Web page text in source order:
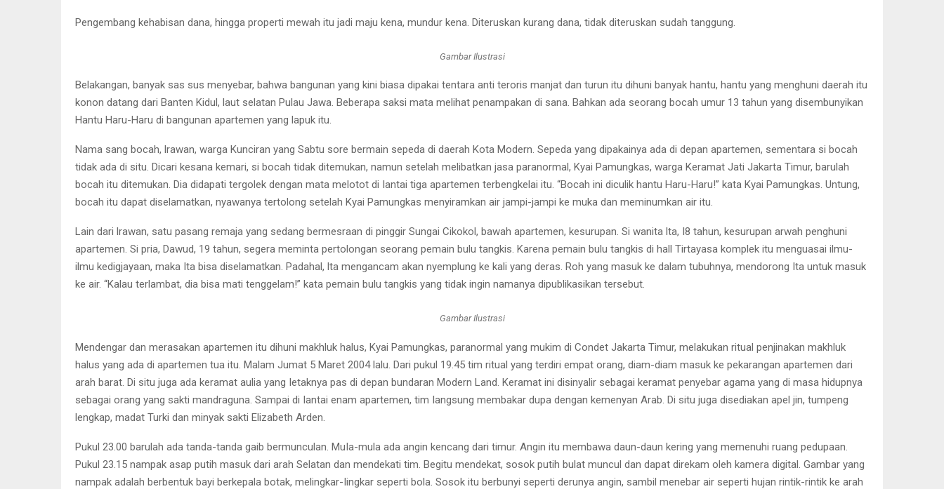
Pengembang kehabisan dana, hingga properti mewah itu jadi maju kena, mundur kena. Diteruskan kurang dana, tidak diteruskan sudah tanggung.
Gambar Ilustrasi
Belakangan, banyak sas sus menyebar, bahwa bangunan yang kini biasa dipakai tentara anti teroris manjat dan turun itu dihuni banyak hantu, hantu yang menghuni daerah itu
konon datang dari Banten Kidul, laut selatan Pulau Jawa. Beberapa saksi mata melihat penampakan di sana. Bahkan ada seorang bocah umur 13 tahun yang disembunyikan
Hantu Haru-Haru di bangunan apartemen yang lapuk itu.
Nama sang bocah, lrawan, warga Kunciran yang Sabtu sore bermain sepeda di daerah Kota Modern. Sepeda yang dipakainya ada di depan apartemen, sementara si bocah
tidak ada di situ. Dicari kesana kemari, si bocah tidak ditemukan, namun setelah melibatkan jasa paranormal, Kyai Pamungkas, warga Keramat Jati Jakarta Timur, barulah
bocah itu ditemukan. Dia didapati tergolek dengan mata melotot di Iantai tiga apartemen terbengkelai itu. “Bocah ini diculik hantu Haru-Haru!” kata Kyai Pamungkas. Untung,
bocah itu dapat diselamatkan, nyawanya tertolong setelah Kyai Pamungkas menyiramkan air jampi-jampi ke muka dan meminumkan air itu.
Lain dari lrawan, satu pasang remaja yang sedang bermesraan di pinggir Sungai Cikokol, bawah apartemen, kesurupan. Si wanita lta, I8 tahun, kesurupan arwah penghuni
apartemen. Si pria, Dawud, 19 tahun, segera meminta pertolongan seorang pemain bulu tangkis. Karena pemain bulu tangkis di hall Tirtayasa komplek itu menguasai ilmu-
ilmu kedigjayaan, maka Ita bisa diselamatkan. Padahal, lta mengancam akan nyemplung ke kali yang deras. Roh yang masuk ke dalam tubuhnya, mendorong Ita untuk masuk
ke air. “Kalau terlambat, dia bisa mati tenggelam!” kata pemain bulu tangkis yang tidak ingin namanya dipublikasikan tersebut.
Gambar Ilustrasi
Mendengar dan merasakan apartemen itu dihuni makhluk halus, Kyai Pamungkas, paranormal yang mukim di Condet Jakarta Timur, melakukan ritual penjinakan makhluk
halus yang ada di apartemen tua itu. Malam Jumat 5 Maret 2004 lalu. Dari pukul 19.45 tim ritual yang terdiri empat orang, diam-diam masuk ke pekarangan apartemen dari
arah barat. Di situ juga ada keramat aulia yang Ietaknya pas di depan bundaran Modern Land. Keramat ini disinyalir sebagai keramat penyebar agama yang di masa hidupnya
sebagai orang yang sakti mandraguna. Sampai di Iantai enam apartemen, tim Iangsung membakar dupa dengan kemenyan Arab. Di situ juga disediakan apel jin, tumpeng
lengkap, madat Turki dan minyak sakti Elizabeth Arden.
Pukul 23.00 barulah ada tanda-tanda gaib bermunculan. MuIa-mula ada angin kencang dari timur. Angin itu membawa daun-daun kering yang memenuhi ruang pedupaan.
Pukul 23.15 nampak asap putih masuk dari arah Selatan dan mendekati tim. Begitu mendekat, sosok putih bulat muncul dan dapat direkam oleh kamera digital. Gambar yang
nampak adalah berbentuk bayi berkepala botak, melingkar-Iingkar seperti bola. Sosok itu berbunyi seperti derunya angin, sambil menebar air seperti hujan rintik-rintik ke arah